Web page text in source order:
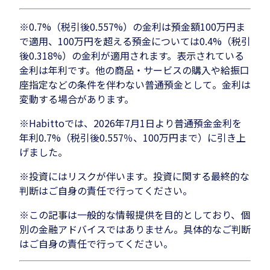
※0.7%（税引後0.557%）の金利は預金額100万円ま
で適用、100万円を超える預金については0.4%（税引
後0.318%）の金利が適用されます。表示されている
金利は年利です。他の商品・サービスの購入や給振口
座指定などの条件を伴わない普通預金として。金利は
変動する場合があります。
※Habittoでは、2026年7月1日より普通預金金利を
年利0.7%（税引後0.557％、100万円まで）に引き上
げました。
※投資にはリスクが伴います。投資に関する最終的な
判断はご自身の責任で行ってください。
※この記事は一般的な情報提供を目的としており、個
別の金融アドバイスではありません。具体的なご判断
はご自身の責任で行ってください。